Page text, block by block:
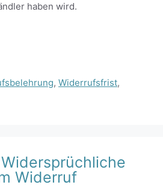
haben wird.
, Widerrufsfrist,
Widerruf